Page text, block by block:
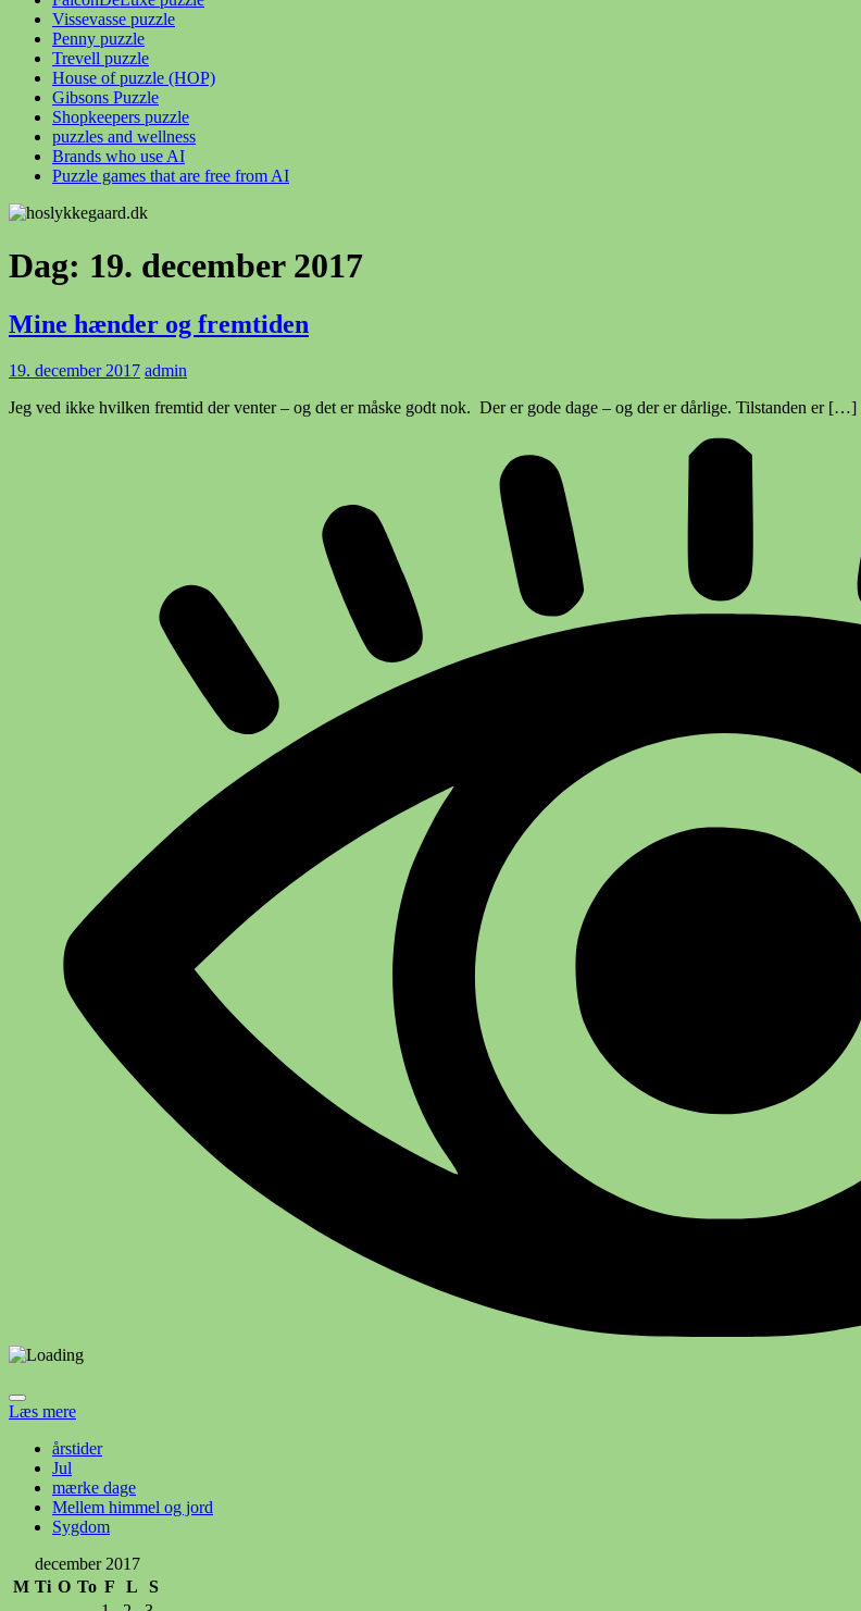
Vissevasse puzzle
Penny puzzle
Trevell puzzle
House of puzzle (HOP)
Gibsons Puzzle
Shopkeepers puzzle
puzzles and wellness
Brands who use AI
Puzzle games that are free from AI
Dag: 19. december 2017
Mine hænder og fremtiden
19. december 2017 admin
Jeg ved ikke hvilken fremtid der venter – og det er måske godt nok. Der er gode dage – og der er dårlige. Tilstanden er […]
Læs mere
årstider
Jul
mærke dage
Mellem himmel og jord
Sygdom
december 2017
M Ti O To F L
S